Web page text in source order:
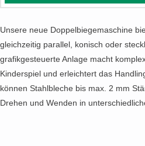
Unsere neue Doppelbiegemaschine
gleichzeitig parallel, konisch oder
grafikgesteuerte Anlage macht
Kinderspiel und erleichtert das
können Stahlbleche bis max. 2 mm
Drehen und Wenden in